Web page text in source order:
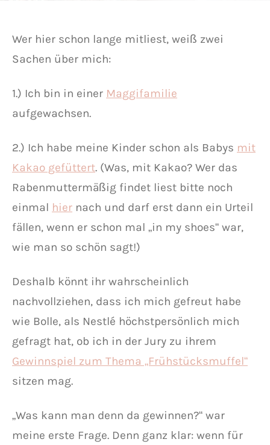
Wer hier schon lange mitliest, weiß zwei
Sachen über mich:
1.) Ich bin in einer Maggifamilie
aufgewachsen.
2.) Ich habe meine Kinder schon als Babys mit
Kakao gefüttert. (Was, mit Kakao? Wer das
Rabenmuttermäßig findet liest bitte noch
einmal hier nach und darf erst dann ein Urteil
fällen, wenn er schon mal „in my shoes“ war,
wie man so schön sagt!)
Deshalb könnt ihr wahrscheinlich
nachvollziehen, dass ich mich gefreut habe
wie Bolle, als Nestlé höchstpersönlich mich
gefragt hat, ob ich in der Jury zu ihrem
Gewinnspiel zum Thema „Frühstücksmuffel“
sitzen mag.
„Was kann man denn da gewinnen?“ war
meine erste Frage. Denn ganz klar: wenn für